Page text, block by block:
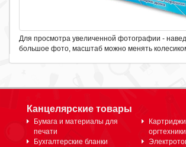
Для просмотра увеличенной фотографии -
большое фото, масштаб можно менять
Канцелярские товары
Бумага и материалы для
печати
Бухгалтерские бланки
оргтехники